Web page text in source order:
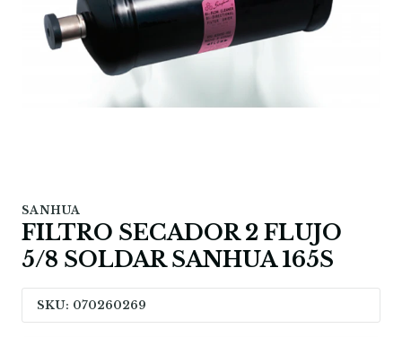
SANHUA
FILTRO SECADOR 2 FLUJO
5/8 SOLDAR SANHUA 165S
SKU: 070260269